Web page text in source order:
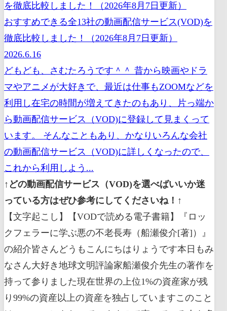
おすすめできる全13社の動画配信サービス(VOD)を
徹底比較しました！（2026年8月7日更新）
2026.6.16
どもども、さむたろうです＾＾ 昔から映画やドラ
マやアニメが大好きで、最近は仕事もZOOMなどを
利用し在宅の時間が増えてきたのもあり、片っ端か
ら動画配信サービス（VOD)に登録して見まくって
います。 そんなこともあり、かなりいろんな会社
の動画配信サービス（VOD)に詳しくなったので、
これから利用しよう...
↑どの動画配信サービス（VOD)を選べばいいか迷
っている方はぜひ参考にしてくださいね！↑
【文字起こし】【VODで読める電子書籍】『ロッ
クフェラーに学ぶ悪の不老長寿（船瀬俊介[著]）』
の紹介皆さんどうもこんにちはりょうです本日もみ
なさん大好き地球文明評論家船瀬俊介先生の著作を
持って参りました現在世界の上位1%の資産家が残
り99%の資産以上の資産を独占していますこのこと